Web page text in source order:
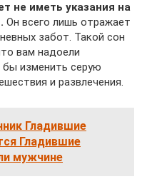
не иметь указания на
Он всего лишь отражает
забот. Такой сон
вам надоели
бы изменить серую
и развлечения.
Гладившие
Гладившие
мужчине